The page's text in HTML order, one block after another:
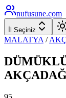
nufusune.com
İl Seçiniz
MALATYA /
AKÇADAĞ